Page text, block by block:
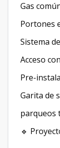
Gas
Portones
Sistema
Acceso
Pre-
Garita de
parqueos
🔹